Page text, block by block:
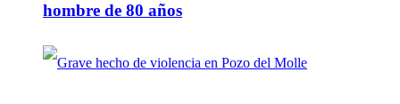
hombre de 80 años